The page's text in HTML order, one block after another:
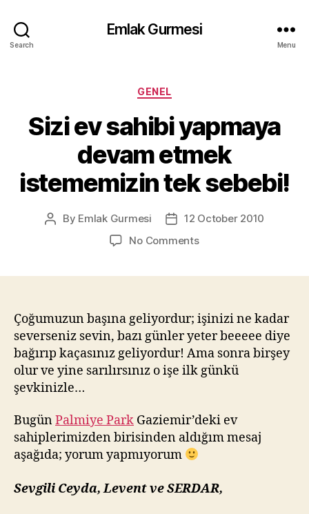
Search
Emlak Gurmesi
Menu
Categories
GENEL
Sizi ev sahibi yapmaya
devam etmek
istememizin tek sebebi!
Post
By Emlak Gurmesi
Post12 October 2010
No Commentson
devam
etmek
istememizin
tek
sebebi!
Çoğumuzun başına geliyordur; işinizi ne kadar
severseniz sevin, bazı günler yeter beeeee diye
bağırıp kaçasınız geliyordur! Ama sonra birşey
olur ve yine sarılırsınız o işe ilk günkü
şevkinizle…
BugünPalmiye Park Gaziemir’deki ev
sahiplerimizden birisinden aldığım mesaj
aşağıda; yorum yapmıyorum
Sevgili Ceyda, Levent ve SERDAR,